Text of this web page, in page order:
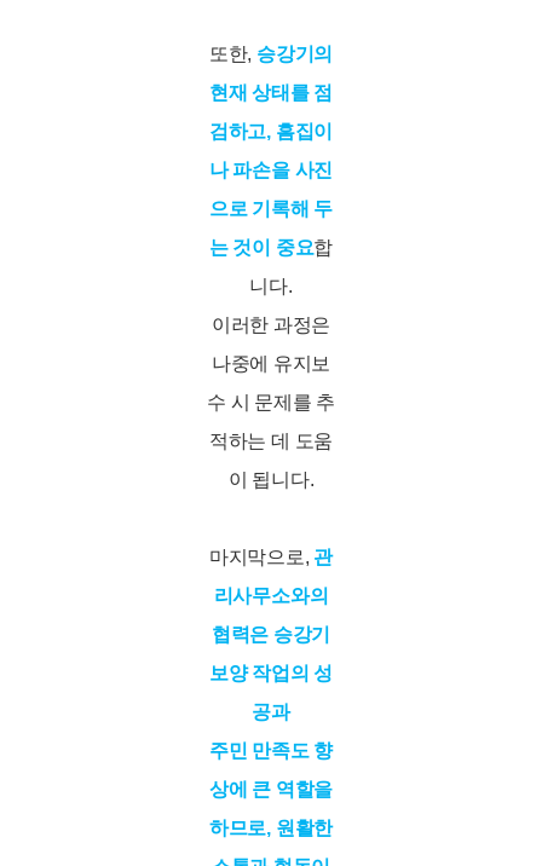
또한, 승강기의
현재 상태를 점
검하고, 흠집이
나 파손을 사진
으로 기록해 두
는 것이 중요합
니다.
이러한 과정은
나중에 유지보
수 시 문제를 추
적하는 데 도움
이 됩니다.
마지막으로, 관
리사무소와의
협력은 승강기
보양 작업의 성
공과
주민 만족도 향
상에 큰 역할을
하므로, 원활한